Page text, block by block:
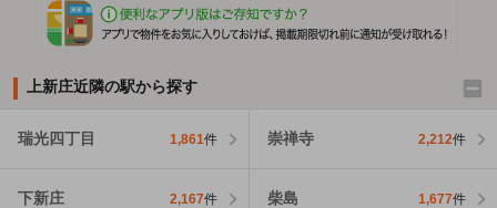
上新庄近隣の駅から探す
瑞光四丁目 1,861件 崇禅寺 2,212件
下新庄 2,167件 柴島 1,677件